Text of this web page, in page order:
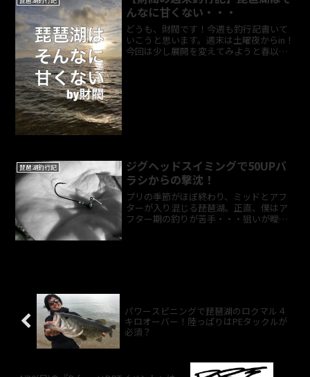
果が出てい...
んなに甘くない・・・
どうも、財閥です！今週も釣行記書いて
いこうと思います。週末は土曜夜からin！
今回は少し展開を変えてみようと春以来
琵琶湖釣行記
ジグヘッドスイミングで50UPバ
ラシからの撃沈！
プリの季節がほぼ終わり、ミッドとアフ
ターが入り混じる琵琶湖。正直、僕はア
フター期の釣りが苦手・・・狙いが曖昧
パワースピニングで琵琶湖のロクマル４
キロオーバー！陸っぱりはPEタックルが
必須？